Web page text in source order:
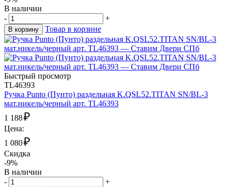
В наличии
-
+
В корзину Товар в корзине
Быстрый просмотр
TL46393
Ручка Punto (Пунто) раздельная K.QSL52.TITAN SN/BL-3
мат.никель/черный арт. TL46393
1 188₽
Цена:
1 080₽
Скидка
-9%
В наличии
-
+